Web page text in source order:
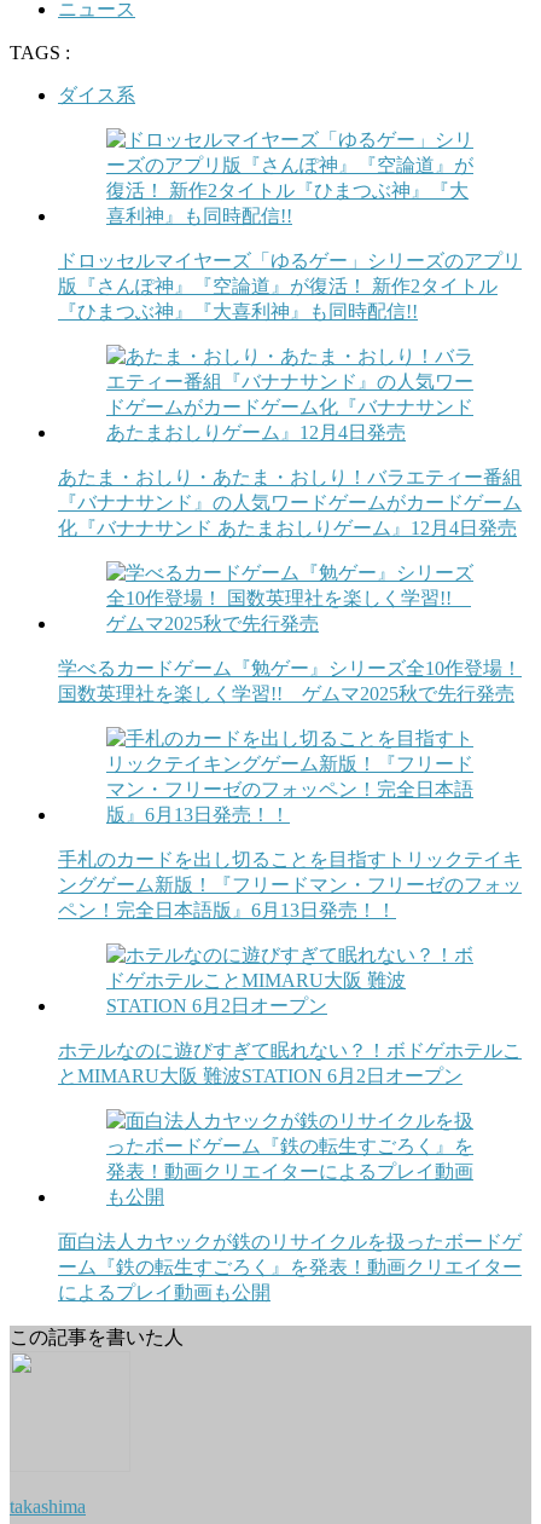
ニュース
TAGS :
ダイス系
ドロッセルマイヤーズ「ゆるゲー」シリーズのアプリ
版『さんぽ神』『空論道』が復活！ 新作2タイトル
『ひまつぶ神』『大喜利神』も同時配信!!
あたま・おしり・あたま・おしり！バラエティー番組
『バナナサンド』の人気ワードゲームがカードゲーム
化『バナナサンド あたまおしりゲーム』12月4日発売
学べるカードゲーム『勉ゲー』シリーズ全10作登場！
国数英理社を楽しく学習!! ゲムマ2025秋で先行発売
手札のカードを出し切ることを目指すトリックテイキ
ングゲーム新版！『フリードマン・フリーゼのフォッ
ペン！完全日本語版』6月13日発売！！
ホテルなのに遊びすぎて眠れない？！ボドゲホテルこ
とMIMARU大阪 難波STATION 6月2日オープン
面白法人カヤックが鉄のリサイクルを扱ったボードゲ
ーム『鉄の転生すごろく』を発表！動画クリエイター
によるプレイ動画も公開
この記事を書いた人
takashima